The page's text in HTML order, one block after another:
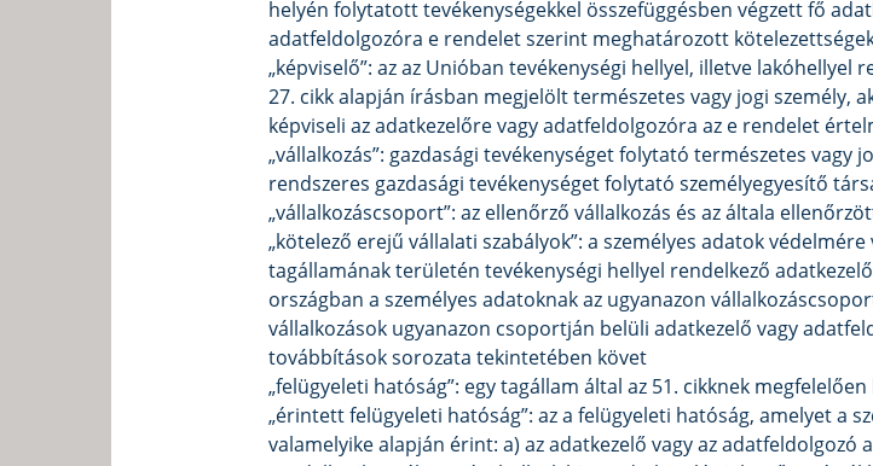
helyén folytatott tevékenységekkel összefüggésben végzett fő
adatfeldolgozóra e rendelet szerint meghatározott
„képviselő”: az az Unióban tevékenységi hellyel, illetve lakóhellyel
27. cikk alapján írásban megjelölt természetes vagy jogi személy,
képviseli az adatkezelőre vagy adatfeldolgozóra az e rendelet
„vállalkozás”: gazdasági tevékenységet folytató természetes
rendszeres gazdasági tevékenységet folytató személyegyesítő
„vállalkozáscsoport”: az ellenőrző vállalkozás és az általa
„kötelező erejű vállalati szabályok”: a személyes adatok
tagállamának területén tevékenységi hellyel rendelkező
országban a személyes adatoknak az ugyanazon
vállalkozások ugyanazon csoportján belüli adatkezelő vagy
továbbítások sorozata tekintetében követ
„felügyeleti hatóság”: egy tagállam által az 51. cikknek
„érintett felügyeleti hatóság”: az a felügyeleti hatóság, amelyet a
valamelyike alapján érint: a) az adatkezelő vagy az